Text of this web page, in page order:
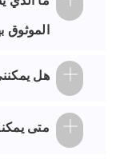
الموثوق
هل
متى